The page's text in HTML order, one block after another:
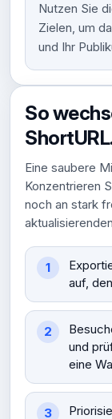
Nutzen Sie
Zielen, um
und Ihr
So
Eine saubere
Konzentrieren
noch an stark
auf,
und
eine